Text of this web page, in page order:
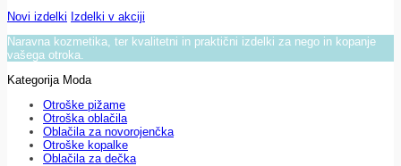
Novi izdelki Izdelki v akciji
Naravna kozmetika, ter kvalitetni in praktični izdelki za nego in kopanje
vašega otroka.
Kategorija Moda
Otroške pižame
Otroška oblačila
Oblačila za novorojenčka
Otroške kopalke
Oblačila za dečka